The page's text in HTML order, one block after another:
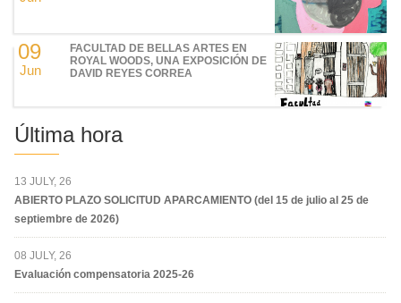
09
Jun
FACULTAD DE BELLAS ARTES EN
ROYAL WOODS, UNA EXPOSICIÓN DE
DAVID REYES CORREA
Última hora
13 JULY, 26
ABIERTO PLAZO SOLICITUD APARCAMIENTO (del 15 de julio al 25 de
septiembre de 2026)
08 JULY, 26
Evaluación compensatoria 2025-26